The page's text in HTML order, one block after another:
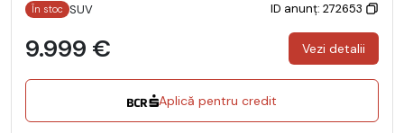
În stoc SUV ID anunț: 272653
9.999 € Vezi detalii
Aplică pentru credit